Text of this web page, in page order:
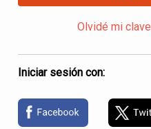
Olvidé mi clave
Iniciar sesión con: